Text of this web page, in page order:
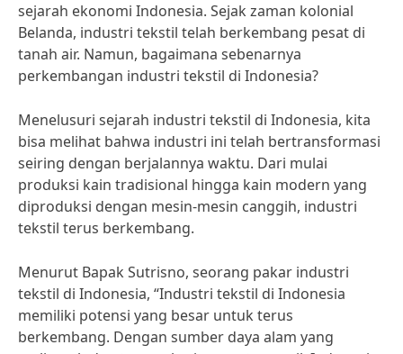
sejarah ekonomi Indonesia. Sejak zaman kolonial
Belanda, industri tekstil telah berkembang pesat di
tanah air. Namun, bagaimana sebenarnya
perkembangan industri tekstil di Indonesia?
Menelusuri sejarah industri tekstil di Indonesia, kita
bisa melihat bahwa industri ini telah bertransformasi
seiring dengan berjalannya waktu. Dari mulai
produksi kain tradisional hingga kain modern yang
diproduksi dengan mesin-mesin canggih, industri
tekstil terus berkembang.
Menurut Bapak Sutrisno, seorang pakar industri
tekstil di Indonesia, “Industri tekstil di Indonesia
memiliki potensi yang besar untuk terus
berkembang. Dengan sumber daya alam yang